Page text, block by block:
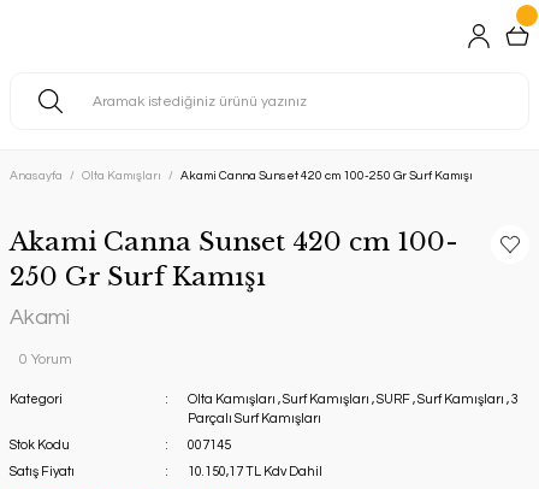
Anasayfa Olta Kamışları Akami Canna Sunset 420 cm 100-250 Gr Surf Kamışı
Akami Canna Sunset 420 cm 100-
250 Gr Surf Kamışı
Akami
0 Yorum
Kategori Olta Kamışları ,Surf Kamışları ,SURF ,Surf Kamışları ,3
Parçalı Surf Kamışları
Stok Kodu
007145
Satış Fiyatı
10.150,17 TL Kdv Dahil